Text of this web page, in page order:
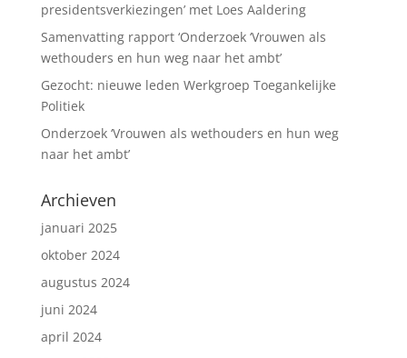
presidentsverkiezingen’ met Loes Aaldering
Samenvatting rapport ‘Onderzoek ‘Vrouwen als
wethouders en hun weg naar het ambt’
Gezocht: nieuwe leden Werkgroep Toegankelijke
Politiek
Onderzoek ‘Vrouwen als wethouders en hun weg
naar het ambt’
Archieven
januari 2025
oktober 2024
augustus 2024
juni 2024
april 2024